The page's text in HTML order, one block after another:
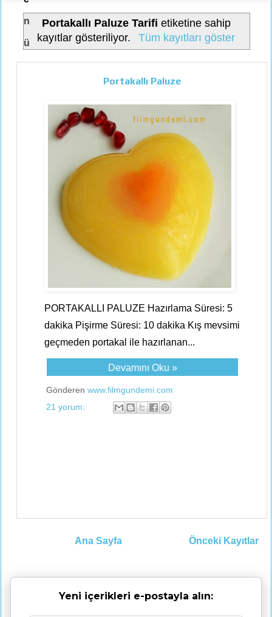
n
ü
Portakallı Paluze Tarifi etiketine sahip
kayıtlar gösteriliyor.
Tüm kayıtları göster
Portakallı Paluze
PORTAKALLI PALUZE Hazırlama Süresi: 5
dakika Pişirme Süresi: 10 dakika Kış mevsimi
geçmeden portakal ile hazırlanan...
Devamını Oku »
Gönderen www.filmgundemi.com
21 yorum:
Önceki Kayıtlar
Ana Sayfa
Yeni içerikleri e-postayla alın: